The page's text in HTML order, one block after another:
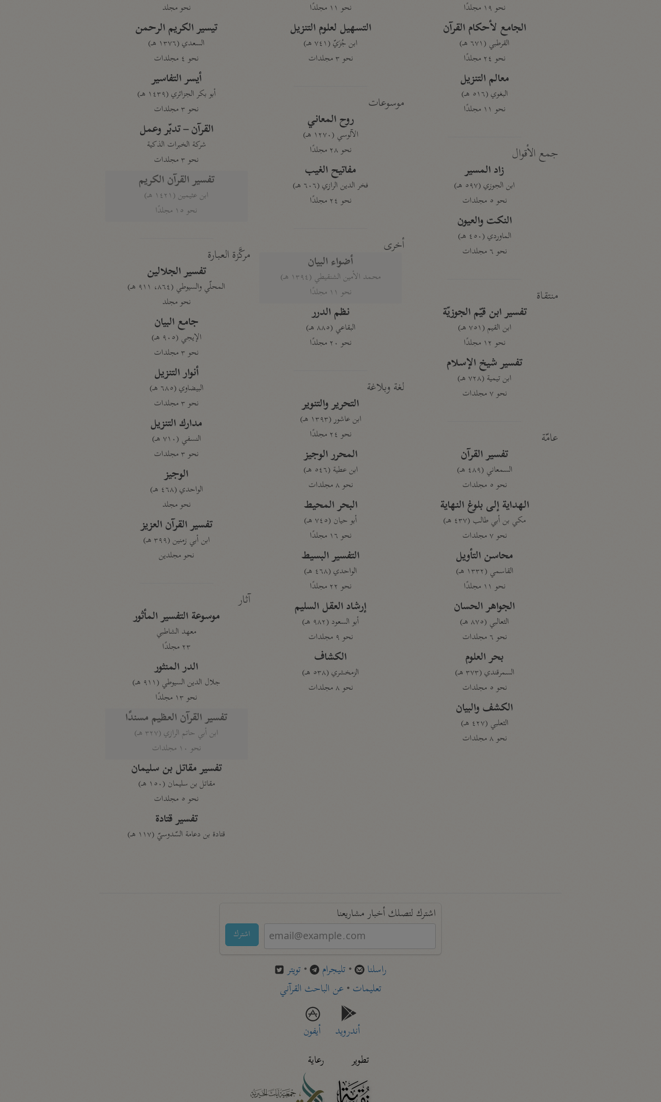
نحو ١٩ مجلدًا
الجامع لأحكام القرآن
القرطبي (٦٧١ هـ)
نحو ٢٤ مجلدًا
معالم التنزيل
البغوي (٥١٦ هـ)
نحو ١١ مجلدًا
جمع الأقوال
زاد المسير
ابن الجوزي (٥٩٧ هـ)
نحو ٥ مجلدات
النكت والعيون
الماوردي (٤٥٠ هـ)
نحو ٦ مجلدات
منتقاة
تفسير ابن قيّم الجوزيّة
ابن القيم (٧٥١ هـ)
نحو ١٢ مجلدًا
تفسير شيخ الإسلام
ابن تيمية (٧٢٨ هـ)
نحو ٧ مجلدات
عامّة
تفسير القرآن
السمعاني (٤٨٩ هـ)
نحو ٥ مجلدات
الهداية إلى بلوغ النهاية
مكي بن أبي طالب (٤٣٧ هـ)
نحو ٧ مجلدات
محاسن التأويل
القاسمي (١٣٣٢ هـ)
نحو ١١ مجلدًا
الجواهر الحسان
الثعالبي (٨٧٥ هـ)
نحو ٦ مجلدات
بحر العلوم
السمرقندي (٣٧٣ هـ)
نحو ٥ مجلدات
الكشف والبيان
الثعلبي (٤٢٧ هـ)
نحو ٨ مجلدات
نحو ١١ مجلدًا
التسهيل لعلوم التنزيل
ابن جُزَيّ (٧٤١ هـ)
نحو ٣ مجلدات
موسوعات
روح المعاني
الآلوسي (١٢٧٠ هـ)
نحو ٢٨ مجلدًا
مفاتيح الغيب
فخر الدين الرازي (٦٠٦ هـ)
نحو ٢٤ مجلدًا
أخرى
أضواء البيان
محمد الأمين الشنقيطي (١٣٩٤ هـ)
نحو ١١ مجلدًا
نظم الدرر
البقاعي (٨٨٥ هـ)
نحو ٢٠ مجلدًا
لغة وبلاغة
التحرير والتنوير
ابن عاشور (١٣٩٣ هـ)
نحو ٢٤ مجلدًا
المحرر الوجيز
ابن عطية (٥٤٦ هـ)
نحو ٨ مجلدات
البحر المحيط
أبو حيان (٧٤٥ هـ)
نحو ١٦ مجلدًا
التفسير البسيط
الواحدي (٤٦٨ هـ)
نحو ٢٢ مجلدًا
إرشاد العقل السليم
أبو السعود (٩٨٢ هـ)
نحو ٩ مجلدات
الكشاف
الزمخشري (٥٣٨ هـ)
نحو ٨ مجلدات
نحو مجلد
تيسير الكريم الرحمن
السعدي (١٣٧٦ هـ)
نحو ٤ مجلدات
أيسر التفاسير
أبو بكر الجزائري (١٤٣٩ هـ)
نحو ٣ مجلدات
القرآن – تدبّر وعمل
شركة الخبرات الذكية
نحو ٣ مجلدات
تفسير القرآن الكريم
ابن عثيمين (١٤٢١ هـ)
نحو ١٥ مجلدًا
مركَّزة العبارة
تفسير الجلالين
المحلّي والسيوطي (٨٦٤، ٩١١ هـ)
نحو مجلد
جامع البيان
الإيجي (٩٠٥ هـ)
نحو ٣ مجلدات
أنوار التنزيل
البيضاوي (٦٨٥ هـ)
نحو ٣ مجلدات
مدارك التنزيل
النسفي (٧١٠ هـ)
نحو ٣ مجلدات
الوجيز
الواحدي (٤٦٨ هـ)
نحو مجلد
تفسير القرآن العزيز
ابن أبي زمنين (٣٩٩ هـ)
نحو مجلدين
آثار
موسوعة التفسير المأثور
معهد الشاطبي
٢٣ مجلدًا
الدر المنثور
جلال الدين السيوطي (٩١١ هـ)
نحو ١٣ مجلدًا
تفسير القرآن العظيم مسندًا
ابن أبي حاتم الرازي (٣٢٧ هـ)
نحو ١٠ مجلدات
تفسير مقاتل بن سليمان
مقاتل بن سليمان (١٥٠ هـ)
نحو ٥ مجلدات
تفسير قتادة
قتادة بن دعامة السّدوسيّ (١١٧ هـ)
اشترك لتصلك أخبار مشاريعنا
اشترك
راسلنا • تليجرام • تويتر
تعليمات• عن الباحث القرآني
أندرويد
أيفون
تطوير
رعاية